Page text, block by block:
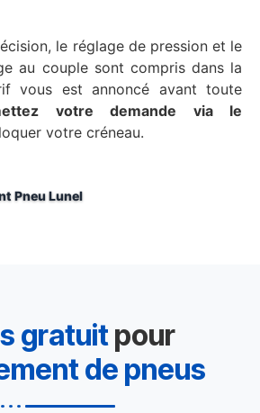
le réglage de pression et le
au couple sont compris dans la
vous est annoncé avant toute
votre demande via le
votre créneau.
Pneu Lunel
gratuitpour
de pneus